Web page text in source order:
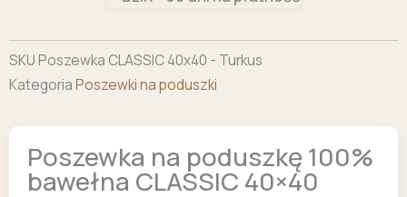
SKU Poszewka CLASSIC 40x40 - Turkus
KategoriaPoszewki na poduszki
Poszewka na poduszkę 100%
bawełna CLASSIC 40×40